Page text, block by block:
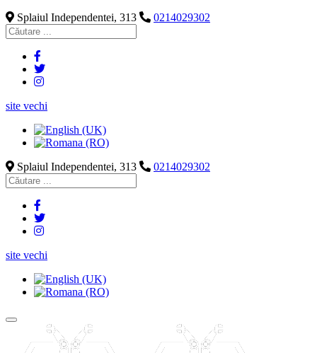
Splaiul Independentei, 313
0214029302
site vechi
Splaiul Independentei, 313 0214029302
site vechi